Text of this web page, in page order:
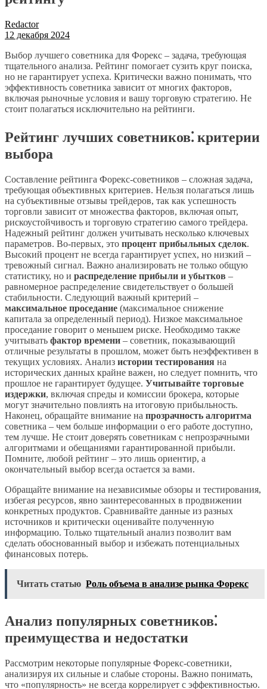
Redactor
12 декабря 2024
Выбор лучшего советника для Форекс – задача, требующая
тщательного анализа. Рейтинг помогает сузить круг поиска,
но не гарантирует успеха. Критически важно понимать, что
эффективность советника зависит от многих факторов,
включая рыночные условия и вашу торговую стратегию. Не
стоит полагаться исключительно на рейтинги.
Рейтинг лучших советников⁚ критерии
выбора
Составление рейтинга Форекс-советников – сложная задача,
требующая объективных критериев. Нельзя полагаться лишь
на субъективные отзывы трейдеров, так как успешность
торговли зависит от множества факторов, включая опыт,
рискоустойчивость и торговую стратегию самого трейдера.
Надежный рейтинг должен учитывать несколько ключевых
параметров. Во-первых, это процент прибыльных сделок.
Высокий процент не всегда гарантирует успех, но низкий –
тревожный сигнал. Важно анализировать не только общую
статистику, но и распределение прибыли и убытков –
равномерное распределение свидетельствует о большей
стабильности. Следующий важный критерий –
максимальное проседание (максимальное снижение
капитала за определенный период). Низкое максимальное
проседание говорит о меньшем риске. Необходимо также
учитывать фактор времени – советник, показывающий
отличные результаты в прошлом, может быть неэффективен в
текущих условиях. Анализ истории тестирования на
исторических данных крайне важен, но следует помнить, что
прошлое не гарантирует будущее. Учитывайте торговые
издержки, включая спреды и комиссии брокера, которые
могут значительно повлиять на итоговую прибыльность.
Наконец, обращайте внимание на прозрачность алгоритма
советника – чем больше информации о его работе доступно,
тем лучше. Не стоит доверять советникам с непрозрачными
алгоритмами и обещаниями гарантированной прибыли.
Помните, любой рейтинг – это лишь ориентир, а
окончательный выбор всегда остается за вами.
Обращайте внимание на независимые обзоры и тестирования,
избегая ресурсов, явно заинтересованных в продвижении
конкретных продуктов. Сравнивайте данные из разных
источников и критически оценивайте полученную
информацию. Только тщательный анализ позволит вам
сделать обоснованный выбор и избежать потенциальных
финансовых потерь.
Читать статью Роль объема в анализе рынка Форекс
Анализ популярных советников⁚
преимущества и недостатки
Рассмотрим некоторые популярные Форекс-советники,
анализируя их сильные и слабые стороны. Важно понимать,
что «популярность» не всегда коррелирует с эффективностью.